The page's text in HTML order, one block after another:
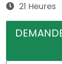
21 Heures